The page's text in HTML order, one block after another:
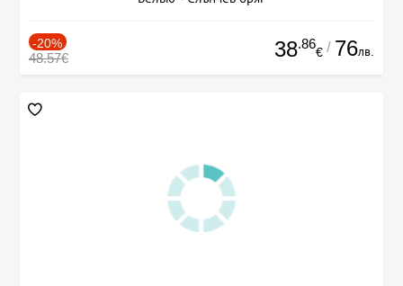
-20%
48.57€ 38.86
€ / 76лв.